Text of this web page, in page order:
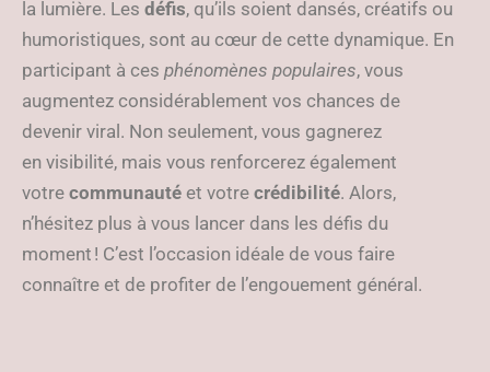
la lumière. Les défis, qu’ils soient dansés, créatifs ou
humoristiques, sont au cœur de cette dynamique. En
participant à ces phénomènes populaires, vous
augmentez considérablement vos chances de
devenir viral. Non seulement, vous gagnerez
en visibilité, mais vous renforcerez également
votre communauté et votre crédibilité. Alors,
n’hésitez plus à vous lancer dans les défis du
moment ! C’est l’occasion idéale de vous faire
connaître et de profiter de l’engouement général.